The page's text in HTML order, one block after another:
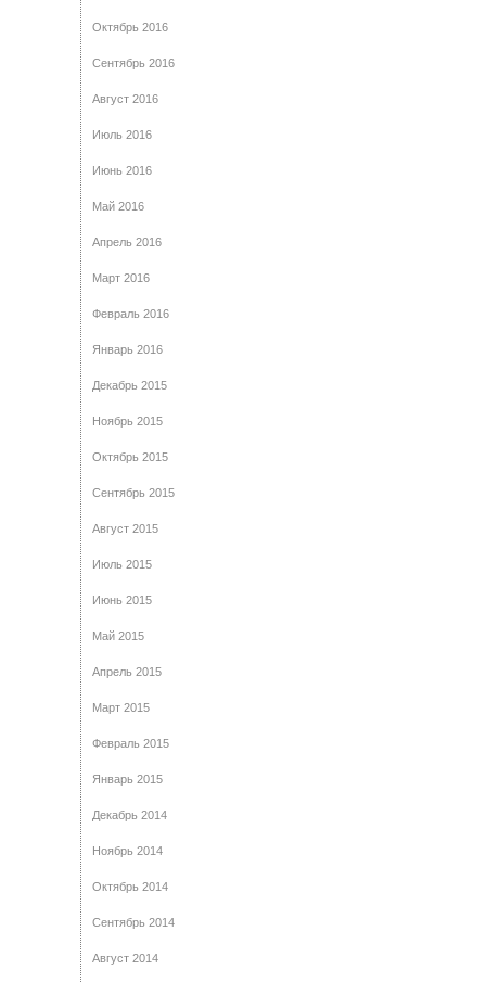
Октябрь 2016
Сентябрь 2016
Август 2016
Июль 2016
Июнь 2016
Май 2016
Апрель 2016
Март 2016
Февраль 2016
Январь 2016
Декабрь 2015
Ноябрь 2015
Октябрь 2015
Сентябрь 2015
Август 2015
Июль 2015
Июнь 2015
Май 2015
Апрель 2015
Март 2015
Февраль 2015
Январь 2015
Декабрь 2014
Ноябрь 2014
Октябрь 2014
Сентябрь 2014
Август 2014